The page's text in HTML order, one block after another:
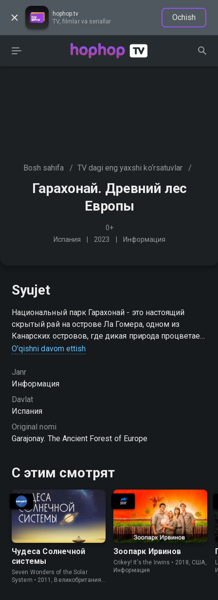
hophop.tv
TV, filmlar va seriallar
Ochish
Bosh sahifa / TV dagi eng yaxshi ko‘rsatuvlar /
Гарахонай. Древний лес
Европы
0+
Испания
2023 Информация
Syujet
Национальный парк Гарахонай - это настоящий
скрытый рай на острове Ла Гомера, одном из
Канарских островов, где дикая природа процветает
без вмешательства человека. Этот древний лес
меняющемся мире
O'qishni davom ettish
Janr
Информация
Davlat
Испания
Original nomi
Garajonay. The Ancient Forest of Europe
С этим смотрят
Чудеса Солнечной
системы
Seven Wonders of the Solar
System • 2011, Великобритания,
Зоопарк Ирвинов
Crikey! It's the Irwins • 2018, США,
Информация